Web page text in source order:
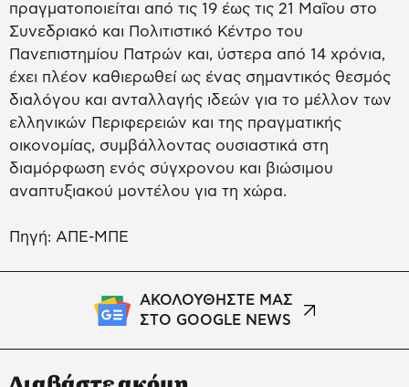
πραγματοποιείται από τις 19 έως τις 21 Μαΐου στο
Συνεδριακό και Πολιτιστικό Κέντρο του
Πανεπιστημίου Πατρών και, ύστερα από 14 χρόνια,
έχει πλέον καθιερωθεί ως ένας σημαντικός θεσμός
διαλόγου και ανταλλαγής ιδεών για το μέλλον των
ελληνικών Περιφερειών και της πραγματικής
οικονομίας, συμβάλλοντας ουσιαστικά στη
διαμόρφωση ενός σύγχρονου και βιώσιμου
αναπτυξιακού μοντέλου για τη χώρα.
Πηγή: ΑΠΕ-ΜΠΕ
ΑΚΟΛΟΥΘΗΣΤΕ ΜΑΣ
ΣΤΟ GOOGLE NEWS